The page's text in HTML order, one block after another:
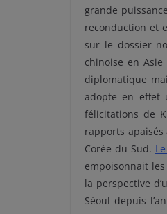
grande
reconduction et
sur le dossier
chinoise en
diplomatique
adopte en effet
félicitations de
rapports
Corée du Sud.
empoisonnait
la perspective
Séoul depuis